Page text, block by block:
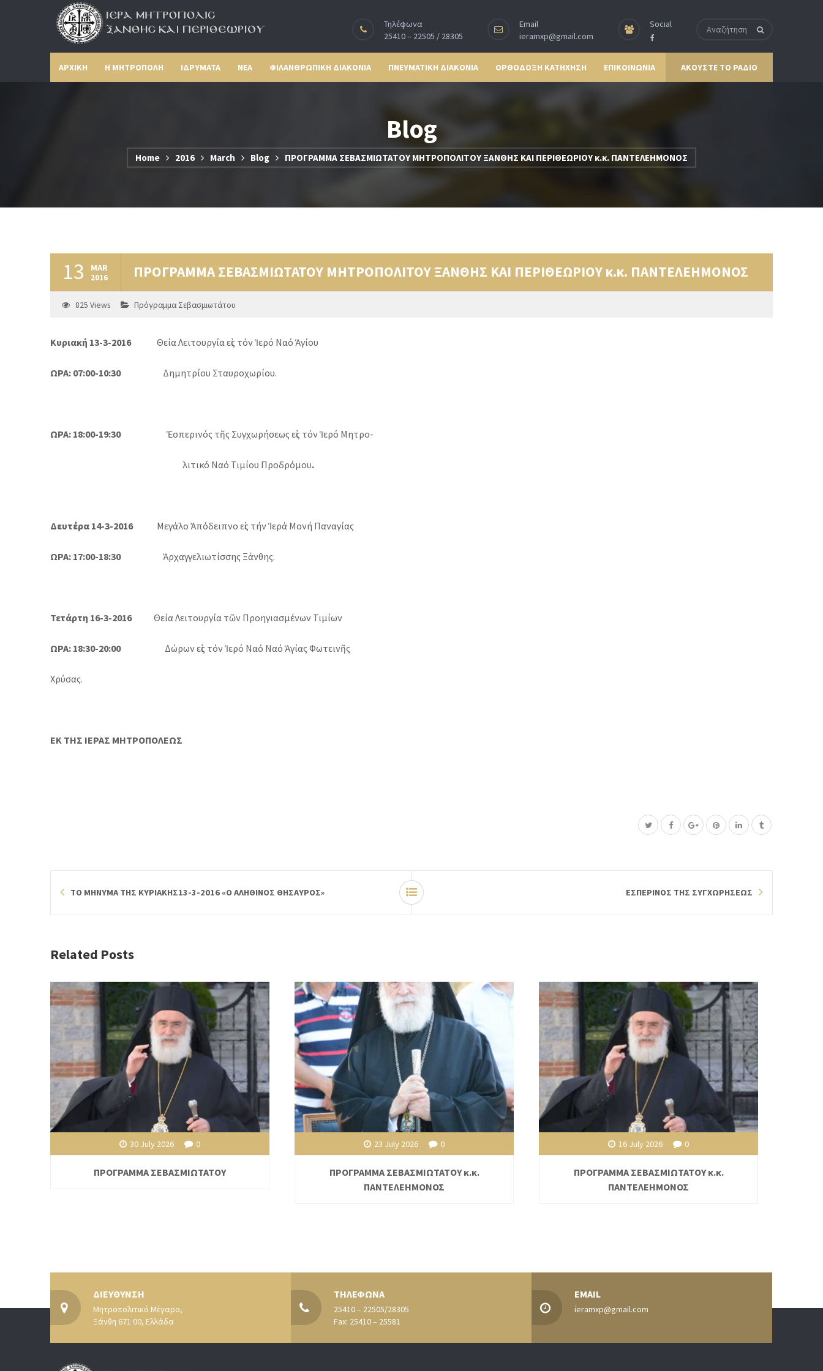
Τηλέφωνα
25410 – 22505 / 28305
Email
ieramxp@gmail.com
Social
ΑΡΧΙΚΗ Η ΜΗΤΡΟΠΟΛΗ ΙΔΡΥΜΑΤΑ ΝΕΑ ΦΙΛΑΝΘΡΩΠΙΚΗ ΔΙΑΚΟΝΙΑ ΠΝΕΥΜΑΤΙΚΗ ΔΙΑΚΟΝΙΑ ΟΡΘΟΔΟΞΗ ΚΑΤΗΧΗΣΗ ΕΠΙΚΟΙΝΩΝΙΑ ΑΚΟΥΣΤΕ ΤΟ ΡΑΔΙΟ
Blog
Home 2016 March Blog ΠΡΟΓΡΑΜΜΑ ΣΕΒΑΣΜΙΩΤΑΤΟΥ ΜΗΤΡΟΠΟΛΙΤΟΥ ΞΑΝΘΗΣ ΚΑΙ ΠΕΡΙΘΕΩΡΙΟΥ κ.κ. ΠΑΝΤΕΛΕΗΜΟΝΟΣ
13 MAR
2016 ΠΡΟΓΡΑΜΜΑ ΣΕΒΑΣΜΙΩΤΑΤΟΥ ΜΗΤΡΟΠΟΛΙΤΟΥ ΞΑΝΘΗΣ ΚΑΙ ΠΕΡΙΘΕΩΡΙΟΥ κ.κ. ΠΑΝΤΕΛΕΗΜΟΝΟΣ
825 Views Πρόγραμμα Σεβασμιωτάτου
Κυριακή 13-3-2016Θεία Λειτουργία εἰς τόν Ἱερό Ναό Ἁγίου
ΩΡΑ: 07:00-10:30 Δημητρίου Σταυροχωρίου.
ΩΡΑ: 18:00-19:30 Ἑσπερινός τῆς Συγχωρήσεως εἰς τόν Ἱερό Μητρο-
λιτικό Ναό Τιμίου Προδρόμου.
Δευτέρα 14-3-2016Μεγάλο Ἀπόδειπνο εἰς τήν Ἱερά Μονή Παναγίας
ΩΡΑ: 17:00-18:30 Ἀρχαγγελιωτίσσης Ξάνθης.
Τετάρτη 16-3-2016Θεία Λειτουργία τῶν Προηγιασμένων Τιμίων
ΩΡΑ: 18:30-20:00 Δώρων εἰς τόν Ἱερό Ναό Ναό Ἁγίας Φωτεινῆς
Χρύσας.
ΕΚ ΤΗΣ ΙΕΡΑΣ ΜΗΤΡΟΠΟΛΕΩΣ
ΤΟ ΜΗΝΥΜΑ ΤΗΣ ΚΥΡΙΑΚΗΣ13-3-2016 «Ο ΑΛΗΘΙΝΟΣ ΘΗΣΑΥΡΟΣ» ΕΣΠΕΡΙΝΟΣ ΤΗΣ ΣΥΓΧΩΡΗΣΕΩΣ
Related Posts
30 July 2026 0
ΠΡΟΓΡΑΜΜΑ ΣΕΒΑΣΜΙΩΤΑΤΟΥ
23 July 2026 0
ΠΡΟΓΡΑΜΜΑ ΣΕΒΑΣΜΙΩΤΑΤΟΥ κ.κ.
ΠΑΝΤΕΛΕΗΜΟΝΟΣ
16 July 2026 0
ΠΡΟΓΡΑΜΜΑ ΣΕΒΑΣΜΙΩΤΑΤΟΥ κ.κ.
ΠΑΝΤΕΛΕΗΜΟΝΟΣ
ΔΙΕΥΘΥΝΣΗ
Μητροπολιτικό Μέγαρο,
Ξάνθη 671 00, Ελλάδα
ΤΗΛΕΦΩΝΑ
25410 – 22505/28305
Fax: 25410 – 25581
EMAIL
ieramxp@gmail.com